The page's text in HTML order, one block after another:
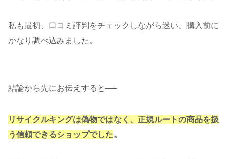
私も最初、口コミ評判をチェックしながら迷い、購入前に
かなり調べ込みました。
結論から先にお伝えすると──
リサイクルキングは偽物ではなく、正規ルートの商品を扱
う信頼できるショップでした。